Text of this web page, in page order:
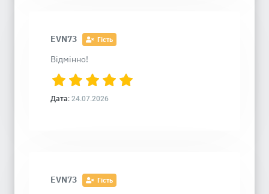
EVN73 Гість
Відмінно!
Дата: 24.07.2026
EVN73 Гість